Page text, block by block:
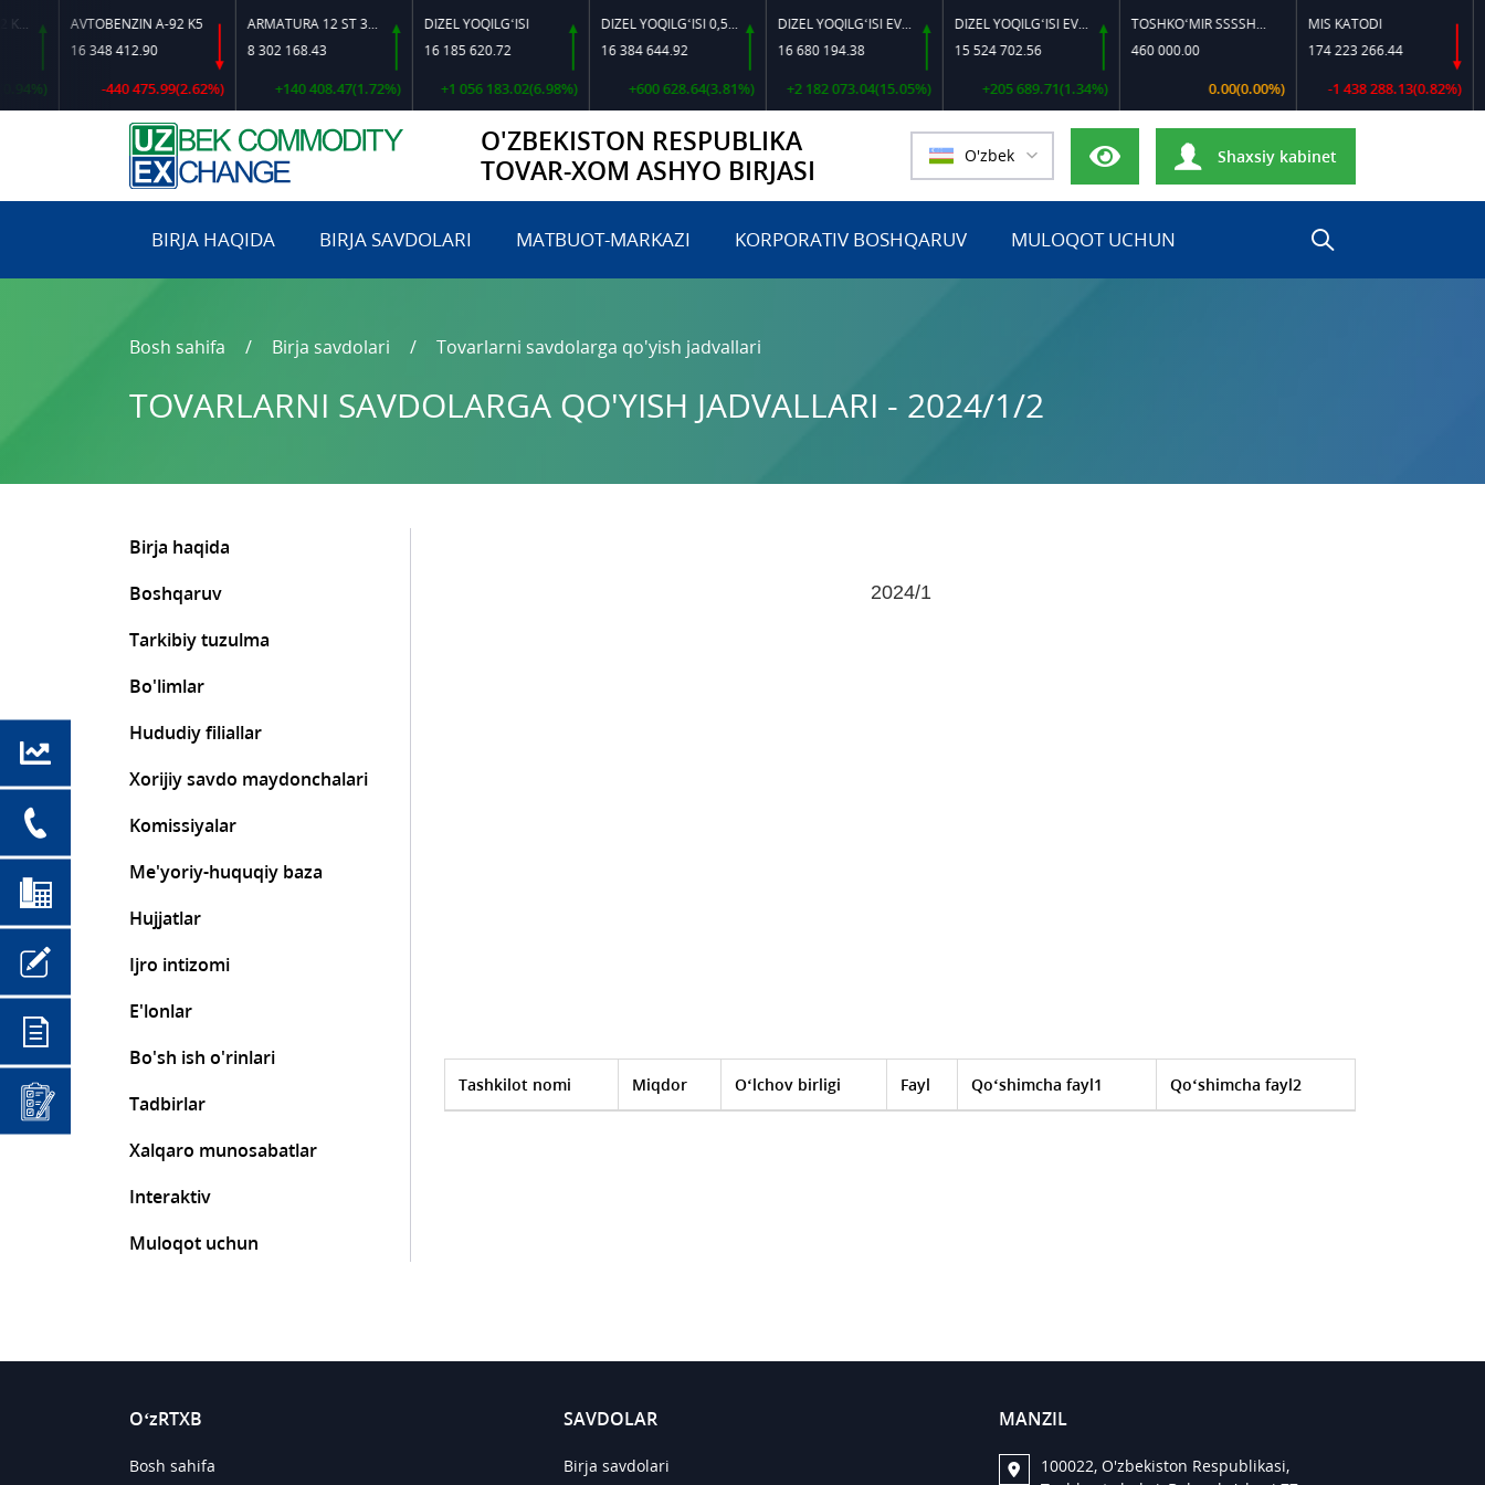
AVTOBENZIN A-92 K5
16 348 412.90
-440 475.99(2.62%)
ARMATURA 12 ST 35 GS O‘LCHAMLI
8 302 168.43
+140 408.47(1.72%)
DIZEL YOQILG‘ISI
16 185 620.72
+1 056 183.02(6.98%)
DIZEL YOQILG‘ISI 0,5-40
16 384 644.92
+600 628.64(3.81%)
DIZEL YOQILG‘ISI EVRO L-K-4
16 680 194.38
+2 182 073.04(15.05%)
DIZEL YOQILG‘ISI EVRO-L II K-4 SSDF
15 524 702.56
+205 689.71(1.34%)
TOSHKO‘MIR SSSSH-13
460 000.00
0.00(0.00%)
MIS KATODI
174 223 266.44
-1 438 288.13(0.82%)
O'ZBEKISTON RESPUBLIKA
TOVAR-XOM ASHYO BIRJASI
O'zbek Shaxsiy kabinet
BIRJA HAQIDA BIRJA SAVDOLARI MATBUOT-MARKAZI KORPORATIV BOSHQARUV MULOQOT UCHUN
Bosh sahifa Birja savdolari Tovarlarni savdolarga qo'yish jadvallari
TOVARLARNI SAVDOLARGA QO'YISH JADVALLARI - 2024/1/2
Birja haqida
Boshqaruv
Tarkibiy tuzulma
Bo'limlar
Hududiy filiallar
Xorijiy savdo maydonchalari
Komissiyalar
Me'yoriy-huquqiy baza
Hujjatlar
Ijro intizomi
E'lonlar
Bo'sh ish o'rinlari
Tadbirlar
Xalqaro munosabatlar
Interaktiv
Muloqot uchun
2024/1
Tashkilot nomi Miqdor O‘lchov birligi Fayl Qo‘shimcha fayl1 Qo‘shimcha fayl2
O‘zRTXB
Bosh sahifa
SAVDOLAR
Birja savdolari
MANZIL
100022, O'zbekiston Respublikasi,